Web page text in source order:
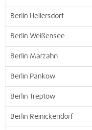
Berlin Hellersdorf
Berlin Weißensee
Berlin Marzahn
Berlin Pankow
Berlin Treptow
Berlin Reinickendorf